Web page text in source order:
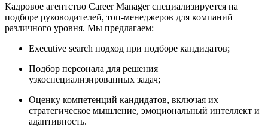
Кадровое агентство Career Manager специализируется на
подборе руководителей, топ-менеджеров для компаний
различного уровня. Мы предлагаем:
Executive search подход при подборе кандидатов;
Подбор персонала для решения
узкоспециализированных задач;
Оценку компетенций кандидатов, включая их
стратегическое мышление, эмоциональный интеллект и
адаптивность.